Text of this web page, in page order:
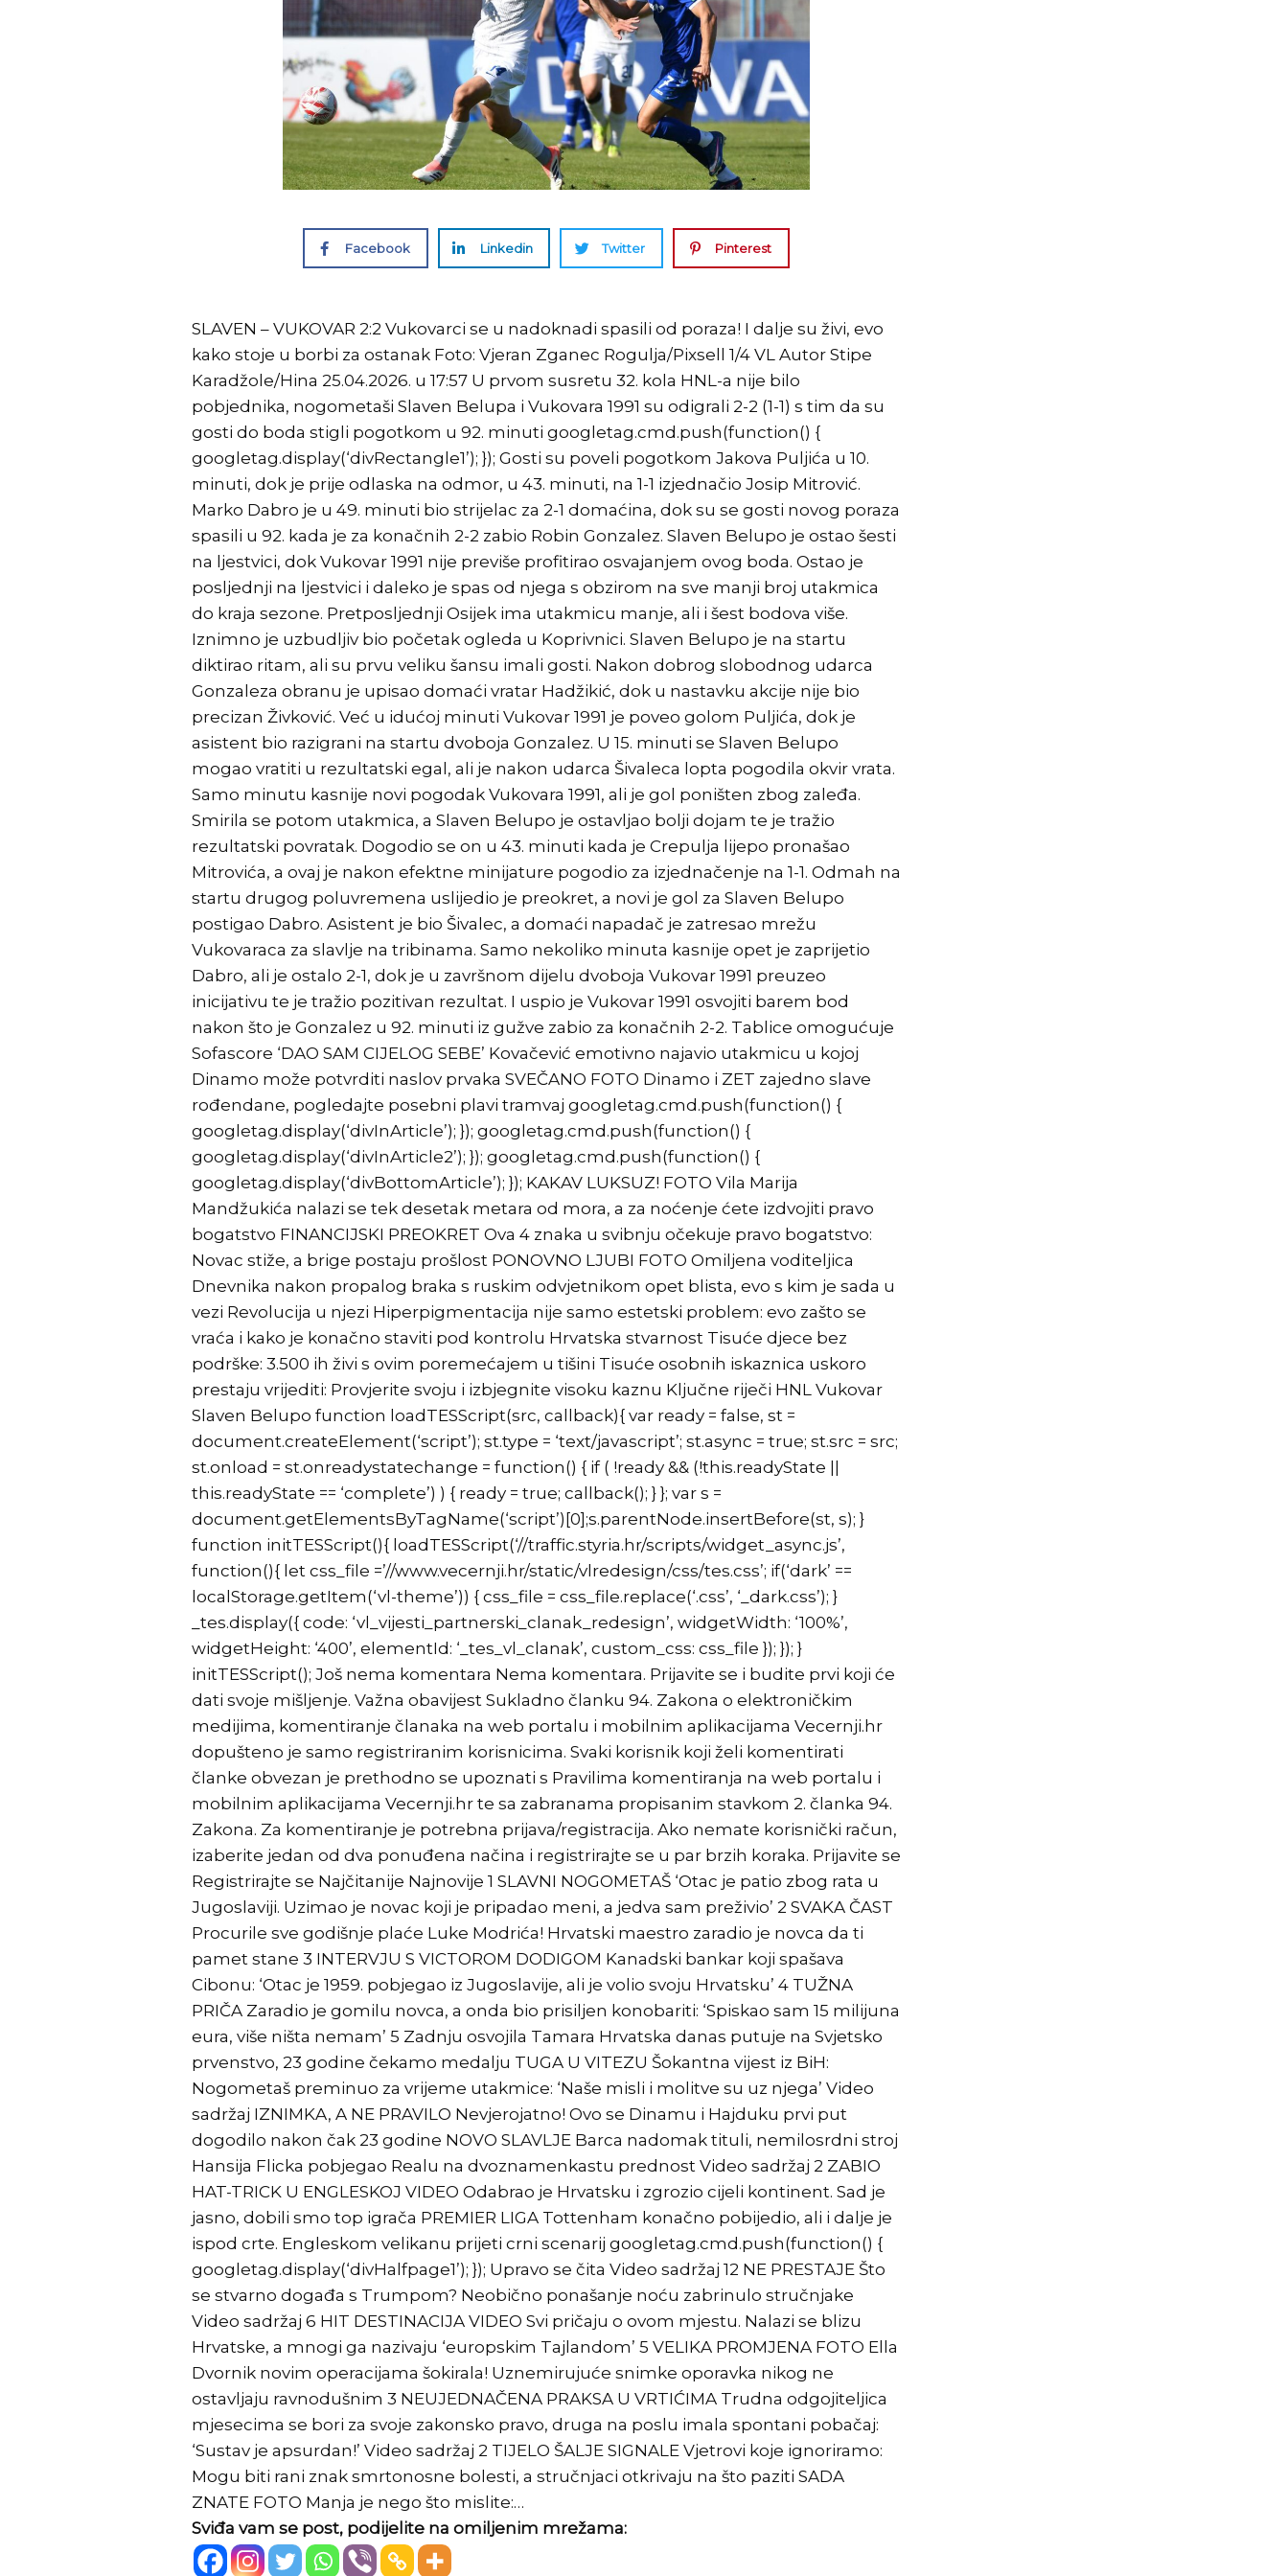
Facebook Linkedin Twitter Pinterest
SLAVEN – VUKOVAR 2:2 Vukovarci se u nadoknadi spasili od poraza! I dalje su živi, evo
kako stoje u borbi za ostanak Foto: Vjeran Zganec Rogulja/Pixsell 1/4 VL Autor Stipe
Karadžole/Hina 25.04.2026. u 17:57 U prvom susretu 32. kola HNL-a nije bilo
pobjednika, nogometaši Slaven Belupa i Vukovara 1991 su odigrali 2-2 (1-1) s tim da su
gosti do boda stigli pogotkom u 92. minuti googletag.cmd.push(function() {
googletag.display(‘divRectangle1’); }); Gosti su poveli pogotkom Jakova Puljića u 10.
minuti, dok je prije odlaska na odmor, u 43. minuti, na 1-1 izjednačio Josip Mitrović.
Marko Dabro je u 49. minuti bio strijelac za 2-1 domaćina, dok su se gosti novog poraza
spasili u 92. kada je za konačnih 2-2 zabio Robin Gonzalez. Slaven Belupo je ostao šesti
na ljestvici, dok Vukovar 1991 nije previše profitirao osvajanjem ovog boda. Ostao je
posljednji na ljestvici i daleko je spas od njega s obzirom na sve manji broj utakmica
do kraja sezone. Pretposljednji Osijek ima utakmicu manje, ali i šest bodova više.
Iznimno je uzbudljiv bio početak ogleda u Koprivnici. Slaven Belupo je na startu
diktirao ritam, ali su prvu veliku šansu imali gosti. Nakon dobrog slobodnog udarca
Gonzaleza obranu je upisao domaći vratar Hadžikić, dok u nastavku akcije nije bio
precizan Živković. Već u idućoj minuti Vukovar 1991 je poveo golom Puljića, dok je
asistent bio razigrani na startu dvoboja Gonzalez. U 15. minuti se Slaven Belupo
mogao vratiti u rezultatski egal, ali je nakon udarca Šivaleca lopta pogodila okvir vrata.
Samo minutu kasnije novi pogodak Vukovara 1991, ali je gol poništen zbog zaleđa.
Smirila se potom utakmica, a Slaven Belupo je ostavljao bolji dojam te je tražio
rezultatski povratak. Dogodio se on u 43. minuti kada je Crepulja lijepo pronašao
Mitrovića, a ovaj je nakon efektne minijature pogodio za izjednačenje na 1-1. Odmah na
startu drugog poluvremena uslijedio je preokret, a novi je gol za Slaven Belupo
postigao Dabro. Asistent je bio Šivalec, a domaći napadač je zatresao mrežu
Vukovaraca za slavlje na tribinama. Samo nekoliko minuta kasnije opet je zaprijetio
Dabro, ali je ostalo 2-1, dok je u završnom dijelu dvoboja Vukovar 1991 preuzeo
inicijativu te je tražio pozitivan rezultat. I uspio je Vukovar 1991 osvojiti barem bod
nakon što je Gonzalez u 92. minuti iz gužve zabio za konačnih 2-2. Tablice omogućuje
Sofascore ‘DAO SAM CIJELOG SEBE’ Kovačević emotivno najavio utakmicu u kojoj
Dinamo može potvrditi naslov prvaka SVEČANO FOTO Dinamo i ZET zajedno slave
rođendane, pogledajte posebni plavi tramvaj googletag.cmd.push(function() {
googletag.display(‘divInArticle’); }); googletag.cmd.push(function() {
googletag.display(‘divInArticle2’); }); googletag.cmd.push(function() {
googletag.display(‘divBottomArticle’); }); KAKAV LUKSUZ! FOTO Vila Marija
Mandžukića nalazi se tek desetak metara od mora, a za noćenje ćete izdvojiti pravo
bogatstvo FINANCIJSKI PREOKRET Ova 4 znaka u svibnju očekuje pravo bogatstvo:
Novac stiže, a brige postaju prošlost PONOVNO LJUBI FOTO Omiljena voditeljica
Dnevnika nakon propalog braka s ruskim odvjetnikom opet blista, evo s kim je sada u
vezi Revolucija u njezi Hiperpigmentacija nije samo estetski problem: evo zašto se
vraća i kako je konačno staviti pod kontrolu Hrvatska stvarnost Tisuće djece bez
podrške: 3.500 ih živi s ovim poremećajem u tišini Tisuće osobnih iskaznica uskoro
prestaju vrijediti: Provjerite svoju i izbjegnite visoku kaznu Ključne riječi HNL Vukovar
Slaven Belupo function loadTESScript(src, callback){ var ready = false, st =
document.createElement(‘script’); st.type = ‘text/javascript’; st.async = true; st.src = src;
st.onload = st.onreadystatechange = function() { if ( !ready && (!this.readyState ||
this.readyState == ‘complete’) ) { ready = true; callback(); } }; var s =
document.getElementsByTagName(‘script’)[0];s.parentNode.insertBefore(st, s); }
function initTESScript(){ loadTESScript(‘//traffic.styria.hr/scripts/widget_async.js’,
function(){ let css_file =’//www.vecernji.hr/static/vlredesign/css/tes.css’; if(‘dark’ ==
localStorage.getItem(‘vl-theme’)) { css_file = css_file.replace(‘.css’, ‘_dark.css’); }
_tes.display({ code: ‘vl_vijesti_partnerski_clanak_redesign’, widgetWidth: ‘100%’,
widgetHeight: ‘400’, elementId: ‘_tes_vl_clanak’, custom_css: css_file }); }); }
initTESScript(); Još nema komentara Nema komentara. Prijavite se i budite prvi koji će
dati svoje mišljenje. Važna obavijest Sukladno članku 94. Zakona o elektroničkim
medijima, komentiranje članaka na web portalu i mobilnim aplikacijama Vecernji.hr
dopušteno je samo registriranim korisnicima. Svaki korisnik koji želi komentirati
članke obvezan je prethodno se upoznati s Pravilima komentiranja na web portalu i
mobilnim aplikacijama Vecernji.hr te sa zabranama propisanim stavkom 2. članka 94.
Zakona. Za komentiranje je potrebna prijava/registracija. Ako nemate korisnički račun,
izaberite jedan od dva ponuđena načina i registrirajte se u par brzih koraka. Prijavite se
Registrirajte se Najčitanije Najnovije 1 SLAVNI NOGOMETAŠ ‘Otac je patio zbog rata u
Jugoslaviji. Uzimao je novac koji je pripadao meni, a jedva sam preživio’ 2 SVAKA ČAST
Procurile sve godišnje plaće Luke Modrića! Hrvatski maestro zaradio je novca da ti
pamet stane 3 INTERVJU S VICTOROM DODIGOM Kanadski bankar koji spašava
Cibonu: ‘Otac je 1959. pobjegao iz Jugoslavije, ali je volio svoju Hrvatsku’ 4 TUŽNA
PRIČA Zaradio je gomilu novca, a onda bio prisiljen konobariti: ‘Spiskao sam 15 milijuna
eura, više ništa nemam’ 5 Zadnju osvojila Tamara Hrvatska danas putuje na Svjetsko
prvenstvo, 23 godine čekamo medalju TUGA U VITEZU Šokantna vijest iz BiH:
Nogometaš preminuo za vrijeme utakmice: ‘Naše misli i molitve su uz njega’ Video
sadržaj IZNIMKA, A NE PRAVILO Nevjerojatno! Ovo se Dinamu i Hajduku prvi put
dogodilo nakon čak 23 godine NOVO SLAVLJE Barca nadomak tituli, nemilosrdni stroj
Hansija Flicka pobjegao Realu na dvoznamenkastu prednost Video sadržaj 2 ZABIO
HAT-TRICK U ENGLESKOJ VIDEO Odabrao je Hrvatsku i zgrozio cijeli kontinent. Sad je
jasno, dobili smo top igrača PREMIER LIGA Tottenham konačno pobijedio, ali i dalje je
ispod crte. Engleskom velikanu prijeti crni scenarij googletag.cmd.push(function() {
googletag.display(‘divHalfpage1’); }); Upravo se čita Video sadržaj 12 NE PRESTAJE Što
se stvarno događa s Trumpom? Neobično ponašanje noću zabrinulo stručnjake
Video sadržaj 6 HIT DESTINACIJA VIDEO Svi pričaju o ovom mjestu. Nalazi se blizu
Hrvatske, a mnogi ga nazivaju ‘europskim Tajlandom’ 5 VELIKA PROMJENA FOTO Ella
Dvornik novim operacijama šokirala! Uznemirujuće snimke oporavka nikog ne
ostavljaju ravnodušnim 3 NEUJEDNAČENA PRAKSA U VRTIĆIMA Trudna odgojiteljica
mjesecima se bori za svoje zakonsko pravo, druga na poslu imala spontani pobačaj:
‘Sustav je apsurdan!’ Video sadržaj 2 TIJELO ŠALJE SIGNALE Vjetrovi koje ignoriramo:
Mogu biti rani znak smrtonosne bolesti, a stručnjaci otkrivaju na što paziti SADA
ZNATE FOTO Manja je nego što mislite:…
Sviđa vam se post, podijelite na omiljenim mrežama: